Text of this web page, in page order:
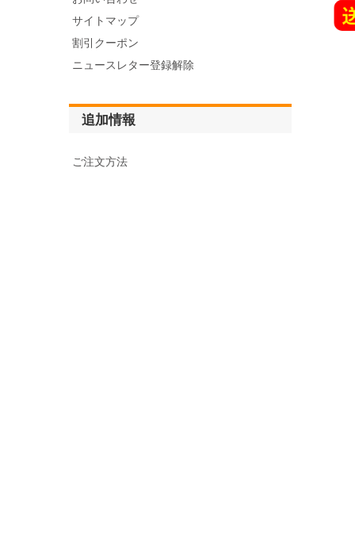
サイトマップ
割引クーポン
ニュースレター登録解除
追加情報
ご注文方法